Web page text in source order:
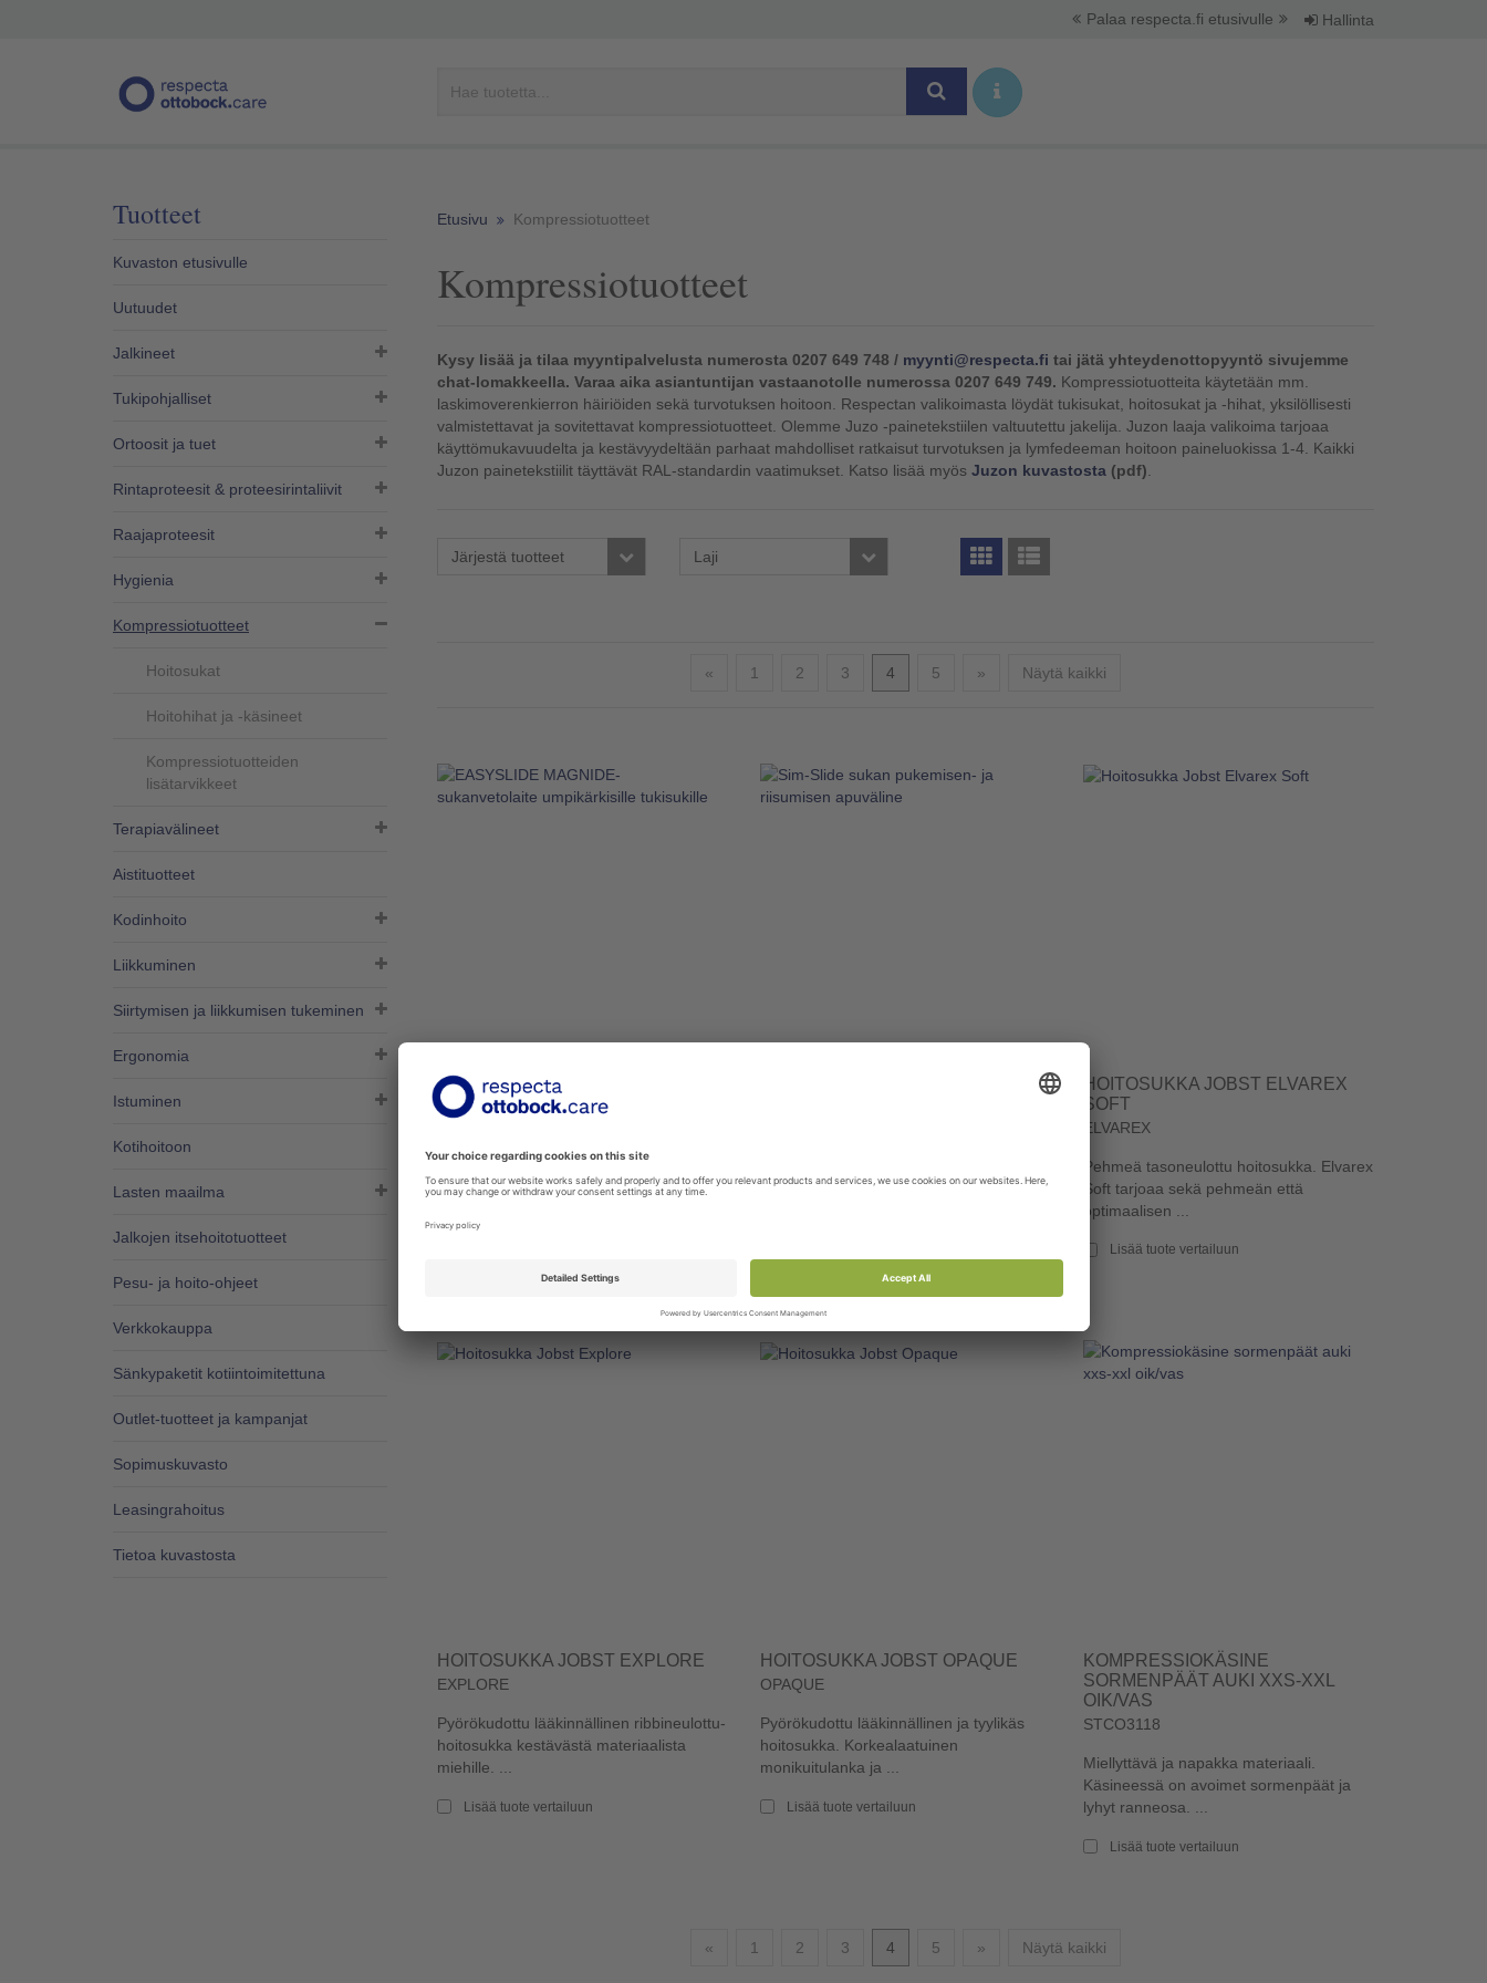
Palaa respecta.fi etusivulle Hallinta
Tuotteet
Kuvaston etusivulle
Uutuudet
Jalkineet
Tukipohjalliset
Ortoosit ja tuet
Rintaproteesit & proteesirintaliivit​
Raajaproteesit
Hygienia
Kompressiotuotteet
Hoitosukat
Hoitohihat ja -käsineet
Kompressiotuotteiden
lisätarvikkeet
Terapiavälineet
Aistituotteet
Kodinhoito
Liikkuminen
Siirtymisen ja liikkumisen tukeminen
Ergonomia
Istuminen
Kotihoitoon
Lasten maailma
Jalkojen itsehoitotuotteet
Pesu- ja hoito-ohjeet
Verkkokauppa
Sänkypaketit kotiintoimitettuna
Outlet-tuotteet ja kampanjat
Sopimuskuvasto
Leasingrahoitus
Tietoa kuvastosta
Etusivu Kompressiotuotteet
Kompressiotuotteet
Kysy lisää ja tilaa myyntipalvelusta numerosta 0207 649 748 / myynti@respecta.fi tai jätä yhteydenottopyyntö sivujemme
chat-lomakkeella. Varaa aika asiantuntijan vastaanotolle numerossa 0207 649 749. Kompressiotuotteita käytetään mm.
laskimoverenkierron häiriöiden sekä turvotuksen hoitoon. Respectan valikoimasta löydät tukisukat, hoitosukat ja -hihat, yksilöllisesti
valmistettavat ja sovitettavat kompressiotuotteet. Olemme Juzo -painetekstiilen valtuutettu jakelija. Juzon laaja valikoima tarjoaa
käyttömukavuudelta ja kestävyydeltään parhaat mahdolliset ratkaisut turvotuksen ja lymfedeeman hoitoon paineluokissa 1-4. Kaikki
Juzon painetekstiilit täyttävät RAL-standardin vaatimukset. Katso lisää myös Juzon kuvastosta (pdf)
Järjestä tuotteet Laji
«Edellinen
1 2 3 4 5 »SeuraavaNäytä kaikki
EASYSLIDE MAGNIDE-
SUKANVETOLAITE
UMPIKÄRKISILLE TUK...
E0151
Umpikärkisten tuki- ja hoitosukkien
Magnidessa on ...
käyttää myös hoitosukan riisumiseen.
HOITOSUKKA JOBST ELVAREX
SOFT
ELVAREX
Pehmeä tasoneulottu hoitosukka. Elvarex
Soft tarjoaa sekä pehmeän että
optimaalisen ...
Lisää tuote vertailuun
HOITOSUKKA JOBST EXPLORE
EXPLORE
Pyörökudottu lääkinnällinen ribbineulottu-
hoitosukka kestävästä materiaalista
miehille. ...
Lisää tuote vertailuun
HOITOSUKKA JOBST OPAQUE
OPAQUE
Pyörökudottu lääkinnällinen ja tyylikäs
hoitosukka. Korkealaatuinen
monikuitulanka ja ...
Lisää tuote vertailuun
KOMPRESSIOKÄSINE
SORMENPÄÄT AUKI XXS-XXL
OIK/VAS
STCO3118
Miellyttävä ja napakka materiaali.
Käsineessä on avoimet sormenpäät ja
lyhyt ranneosa. ...
Lisää tuote vertailuun
«Edellinen
1 2 3 4 5 »SeuraavaNäytä kaikki